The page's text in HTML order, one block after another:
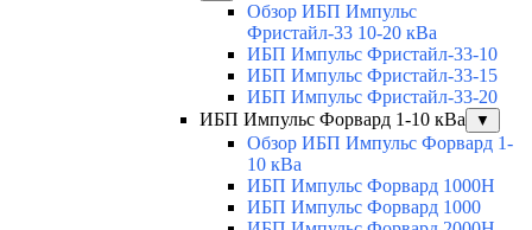
Обзор ИБП Импульс
Фристайл-33 10-20 кВа
ИБП Импульс Фристайл-33-10
ИБП Импульс Фристайл-33-15
ИБП Импульс Фристайл-33-20
ИБП Импульс Форвард 1-10 кВа
▼
Обзор ИБП Импульс Форвард 1-
10 кВа
ИБП Импульс Форвард 1000H
ИБП Импульс Форвард 1000